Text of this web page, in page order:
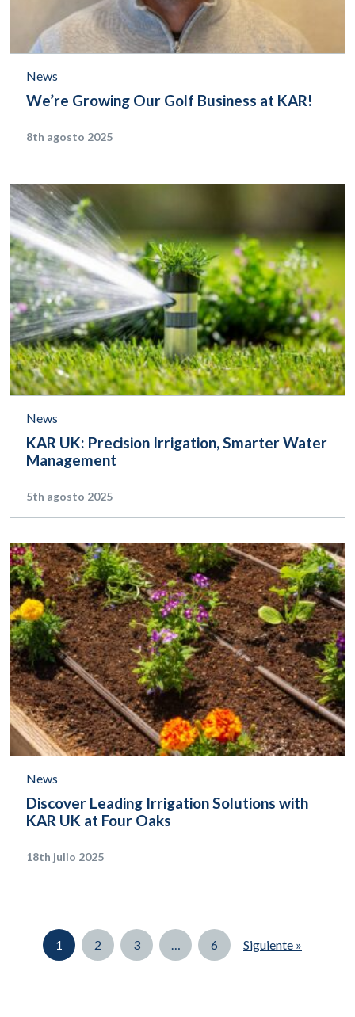
News
We’re Growing Our Golf Business at KAR!
8th agosto 2025
News
KAR UK: Precision Irrigation, Smarter Water
Management
5th agosto 2025
News
Discover Leading Irrigation Solutions with
KAR UK at Four Oaks
18th julio 2025
Page
1 Page
2 Page
3 … Page
6 Siguiente »